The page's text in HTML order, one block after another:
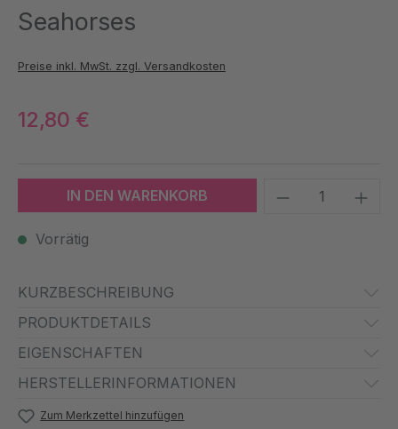
Seahorses
Preise inkl. MwSt. zzgl. Versandkosten
12,80 €
IN DEN WARENKORB Produkt
Vorrätig
KURZBESCHREIBUNG
PRODUKTDETAILS
EIGENSCHAFTEN
HERSTELLERINFORMATIONEN
Zum Merkzettel hinzufügen